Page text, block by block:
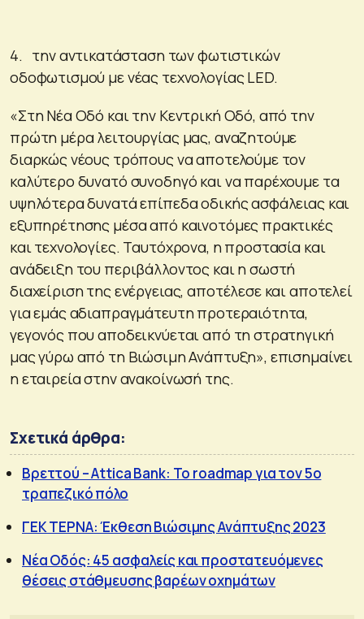
4. την αντικατάσταση των φωτιστικών
οδοφωτισμού με νέας τεχνολογίας LED.
«Στη Νέα Οδό και την Κεντρική Οδό, από την
πρώτη μέρα λειτουργίας μας, αναζητούμε
διαρκώς νέους τρόπους να αποτελούμε τον
καλύτερο δυνατό συνοδηγό και να παρέχουμε τα
υψηλότερα δυνατά επίπεδα οδικής ασφάλειας και
εξυπηρέτησης μέσα από καινοτόμες πρακτικές
και τεχνολογίες. Ταυτόχρονα, η προστασία και
ανάδειξη του περιβάλλοντος και η σωστή
διαχείριση της ενέργειας, αποτέλεσε και αποτελεί
για εμάς αδιαπραγμάτευτη προτεραιότητα,
γεγονός που αποδεικνύεται από τη στρατηγική
μας γύρω από τη Βιώσιμη Ανάπτυξη», επισημαίνει
η εταιρεία στην ανακοίνωσή της.
Σχετικά άρθρα:
Βρεττού – Attica Bank: Το roadmap για τον 5ο
τραπεζικό πόλο
ΓΕΚ ΤΕΡΝΑ: Έκθεση Βιώσιμης Ανάπτυξης 2023
Νέα Οδός: 45 ασφαλείς και προστατευόμενες
θέσεις στάθμευσης βαρέων οχημάτων